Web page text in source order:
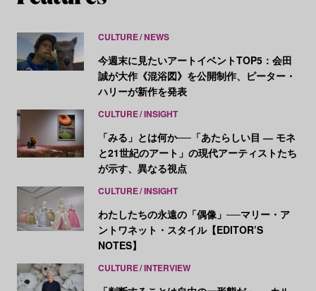
CULTURE NEWS
今週末に見たいアートイベントTOP5：会田
誠が大作《混浴図》を公開制作、ピーター・
ハリーが新作を発表
CULTURE INSIGHT
「みる」とは何か──「あたらしい目 ― モネ
と21世紀のアート」の現代アーティストたち
が示す、異なる視点
CULTURE INSIGHT
わたしたちの永遠の「偶像」──マリー・ア
ントワネット・スタイル【EDITOR’S
NOTES】
CULTURE INTERVIEW